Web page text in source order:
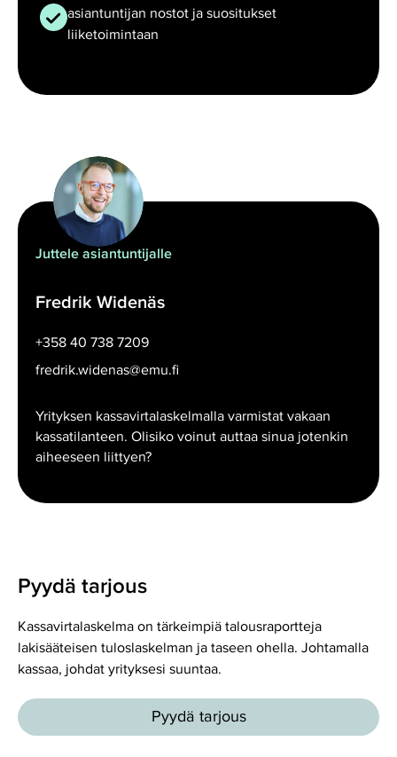
asiantuntijan nostot ja suositukset
liiketoimintaan
Juttele asiantuntijalle
Fredrik Widenäs
+358 40 738 7209
fredrik.widenas@emu.fi
Yrityksen kassavirtalaskelmalla varmistat vakaan
kassatilanteen. Olisiko voinut auttaa sinua jotenkin
aiheeseen liittyen?
Pyydä tarjous
Kassavirtalaskelma on tärkeimpiä talousraportteja
lakisääteisen tuloslaskelman ja taseen ohella. Johtamalla
kassaa, johdat yrityksesi suuntaa.
Pyydä tarjous